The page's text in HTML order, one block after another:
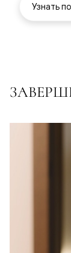
Узнать